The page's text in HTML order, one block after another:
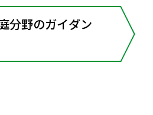
野のガイダン